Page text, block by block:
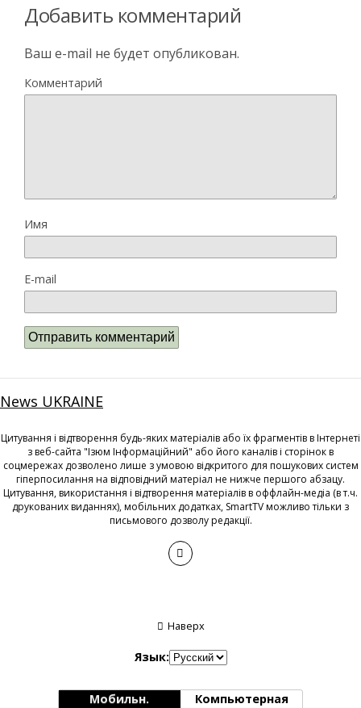
Добавить комментарий
Ваш e-mail не будет опубликован.
Комментарий
Имя
E-mail
News UKRAINE
Цитування і відтворення будь-яких матеріалів або їх фрагментів в Інтернеті
з веб-сайта "Ізюм Інформаційний" або його каналів і сторінок в
соцмережах дозволено лише з умовою відкритого для пошукових систем
гіперпосилання на відповідний матеріал не нижче першого абзацу.
Цитування, використання і відтворення матеріалів в оффлайн-медіа (в т.ч.
друкованих виданнях), мобільних додатках, SmartTV можливо тільки з
письмового дозволу редакції.
Наверх
Язык:
Мобильн. Компьютерная